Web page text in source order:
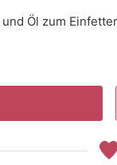
Öl zum